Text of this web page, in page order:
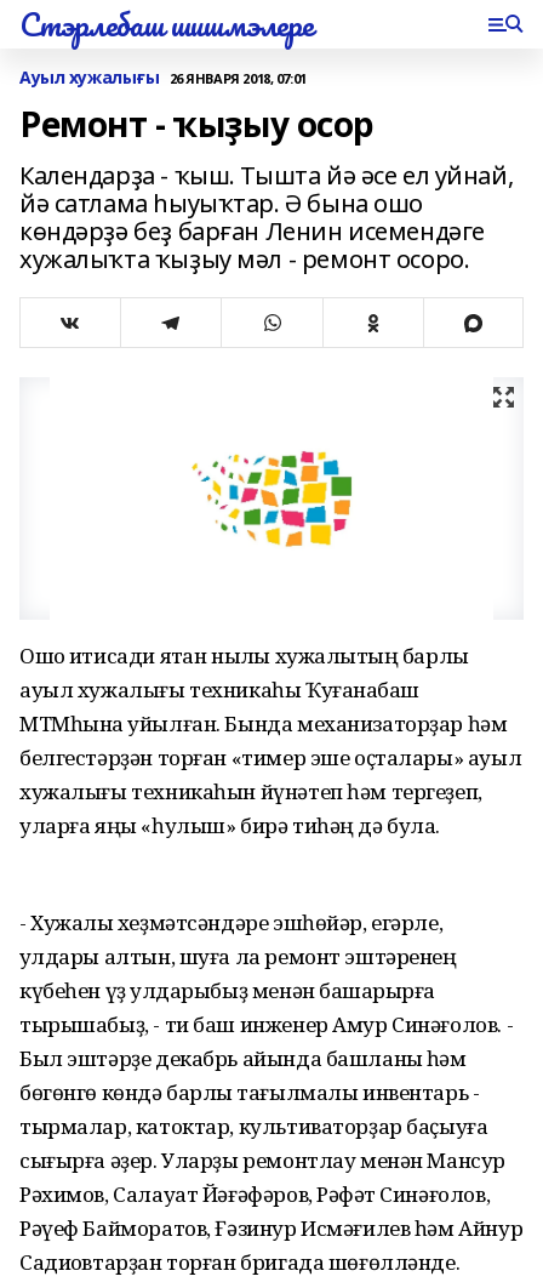
Стэрлебаш шишмэлере
Ауыл хужалығы 26 ЯНВАРЯ 2018, 07:01
Ремонт - ҡыҙыу осор
Календарҙа - ҡыш. Тышта йә әсе ел уйнай,
йә сатлама һыуыҡтар. Ә бына ошо
көндәрҙә беҙ барған Ленин исемендәге
хужалыҡта ҡыҙыу мәл - ремонт осоро.
Ошо иҡтисади яҡтан ныҡлы хужалыҡтың барлыҡ
ауыл хужалығы техникаһы Ҡуғанаҡбаш
МТМһына ҡуйылған. Бында механизаторҙар һәм
белгестәрҙән торған «тимер эше оҫталары» ауыл
хужалығы техникаһын йүнәтеп һәм тергеҙеп,
уларға яңы «һулыш» бирә тиһәң дә була.
- Хужалыҡ хеҙмәтсәндәре эшһөйәр, егәрле,
ҡулдары алтын, шуға ла ремонт эштәренең
күбеһен үҙ ҡулдарыбыҙ менән башҡарырға
тырышабыҙ, - ти баш инженер Амур Синәғолов. -
Был эштәрҙе декабрь айында башланыҡ һәм
бөгөнгө көндә барлыҡ тағылмалы инвентарь -
тырмалар, катоктар, культиваторҙар баҫыуға
сығырға әҙер. Уларҙы ремонтлау менән Мансур
Рәхимов, Салауат Йәғәфәров, Рәфҡәт Синәғолов,
Рәүеф Байморатов, Ғәзинур Исмәғилев һәм Айнур
Садиҡовтарҙан торған бригада шөғөлләнде.